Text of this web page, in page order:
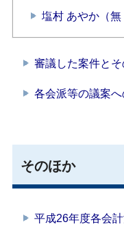
塩村 あやか（無
審議した案件と
各会派等の議案
そのほか
平成26年度各会